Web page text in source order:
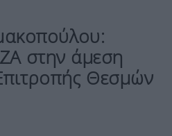
στην άμεση
Θεσμών